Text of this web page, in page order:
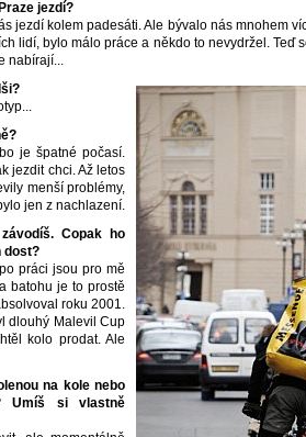
jezdí?
jezdí kolem padesáti. Ale bývalo nás mnohem
lidí, bylo málo práce a někdo to nevydržel. Teď
nabírají...
je špatné počasí.
jezdit chci. Až letos
menší problémy,
jen z nachlazení.
Copak ho
dost?
práci jsou pro mě
batohu je to prostě
roku 2001.
dlouhý Malevil Cup
kolo prodat. Ale
na kole nebo
Umíš si vlastně